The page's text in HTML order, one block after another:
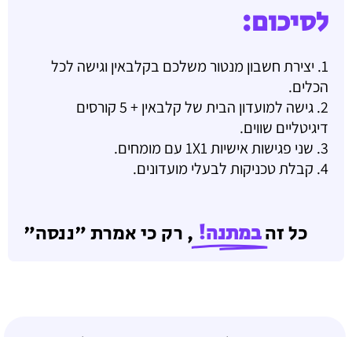
לסיכום:
1. יצירת חשבון מנטור משלכם בקלבאין וגישה לכל
הכלים.
2. גישה למועדון הבית של קלבאין + 5 קורסים
דיגיטליים שווים.
3. שני פגישות אישיות 1X1 עם מומחים.
4. קבלת טכניקות לבעלי מועדונים.
כל זה במתנה! , רק כי אמרת "ננסה"